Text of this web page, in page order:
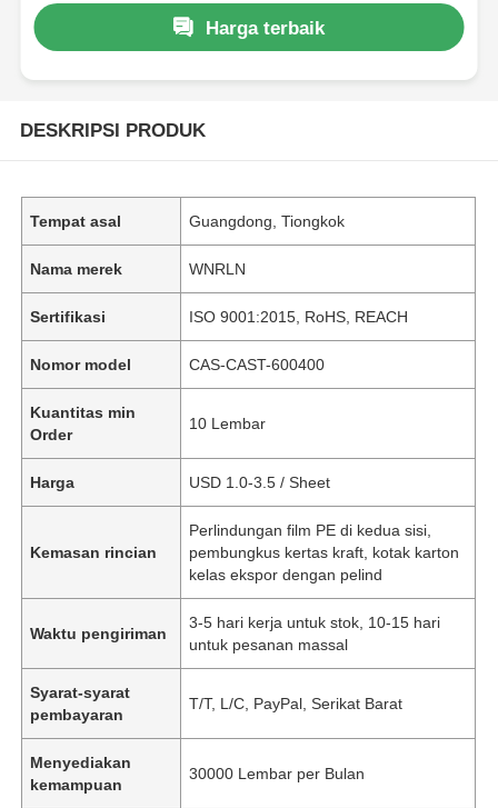
Harga terbaik
DESKRIPSI PRODUK
Tempat asal Guangdong, Tiongkok
Nama merek WNRLN
Sertifikasi ISO 9001:2015, RoHS, REACH
Nomor model CAS-CAST-600400
Kuantitas min
Order
10 Lembar
Harga USD 1.0-3.5 / Sheet
Kemasan rincian
Perlindungan film PE di kedua sisi,
pembungkus kertas kraft, kotak karton
kelas ekspor dengan pelind
Waktu pengiriman
3-5 hari kerja untuk stok, 10-15 hari
untuk pesanan massal
Syarat-syarat
pembayaran
T/T, L/C, PayPal, Serikat Barat
Menyediakan
kemampuan
30000 Lembar per Bulan